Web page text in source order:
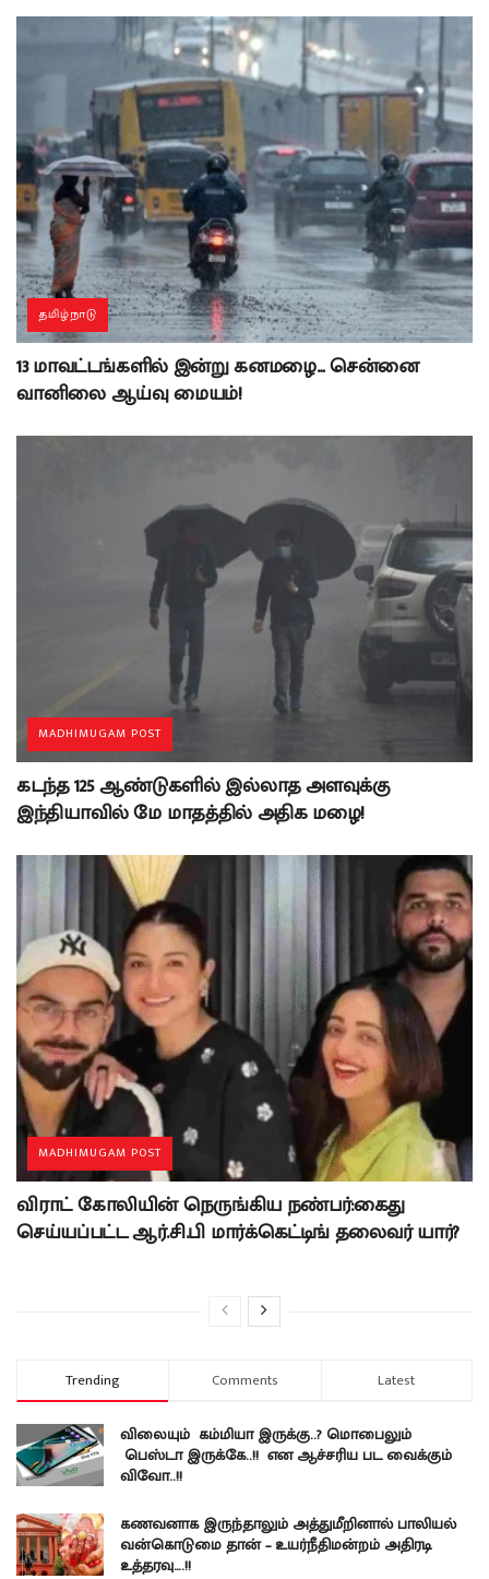
தமிழ்நாடு
13 மாவட்டங்களில் இன்று கனமழை… சென்னை
வானிலை ஆய்வு மையம்!
MADHIMUGAM POST
கடந்த 125 ஆண்டுகளில் இல்லாத அளவுக்கு
இந்தியாவில் மே மாதத்தில் அதிக மழை!
MADHIMUGAM POST
விராட் கோலியின் நெருங்கிய நண்பர்:கைது
செய்யப்பட்ட ஆர்.சி.பி மார்க்கெட்டிங் தலைவர் யார்?
Trending Comments Latest
விலையும் கம்மியா இருக்கு..? மொபைலும்
பெஸ்டா இருக்கே..!! என ஆச்சரிய பட வைக்கும்
விவோ..!!
கணவனாக இருந்தாலும் அத்துமீறினால் பாலியல்
வன்கொடுமை தான் – உயர்நீதிமன்றம் அதிரடி
உத்தரவு….!!